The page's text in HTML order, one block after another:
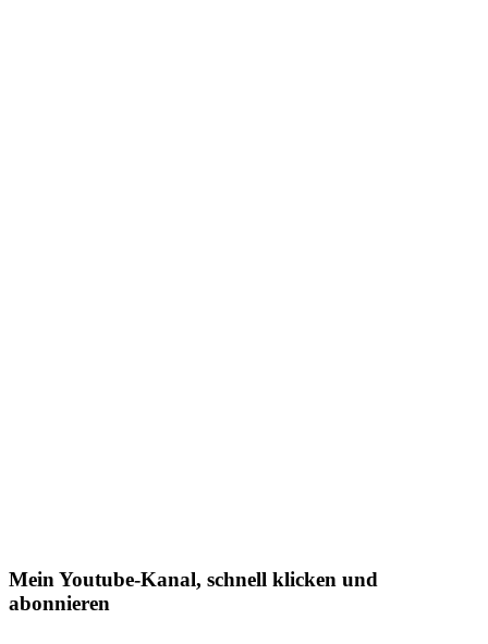
Mein Youtube-Kanal, schnell klicken und
abonnieren